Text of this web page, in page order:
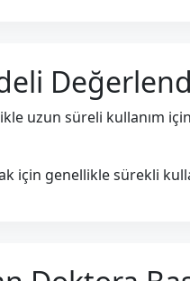
uzun süreli kullanım
için genellikle sürekli